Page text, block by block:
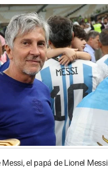
el papá de Lionel Messi